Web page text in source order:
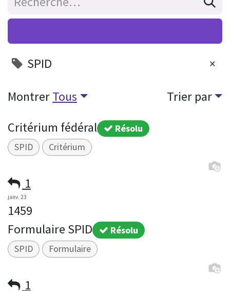
SPID ×
MontrerTous
Trier par
Critérium fédéral
Résolu
SPID
Critérium
1
janv. 23
1459
Formulaire SPID
Résolu
SPID
Formulaire
1